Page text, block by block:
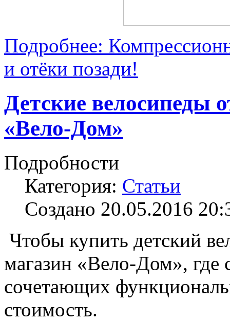
Подробнее:
и отёки позади!
Детские велосипеды
«Вело-Дом»
Подробности
Категория: Статьи
Создано 20.05.2016
Чтобы купить детский
магазин «Вело-Дом», где
сочетающих
стоимость.